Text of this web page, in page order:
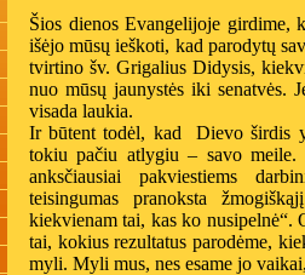
Šios dienos Evangelijoje girdime,
išėjo mūsų ieškoti, kad parodytų
tvirtino šv. Grigalius Didysis,
nuo mūsų jaunystės iki senatvės.
visada laukia.
Ir būtent todėl, kad Dievo širdis
tokiu pačiu atlygiu – savo
anksčiausiai pakviestiems
teisingumas pranoksta
kiekvienam tai, kas ko nusipelnė“.
tai, kokius rezultatus parodėme,
myli. Myli mus, nes esame jo